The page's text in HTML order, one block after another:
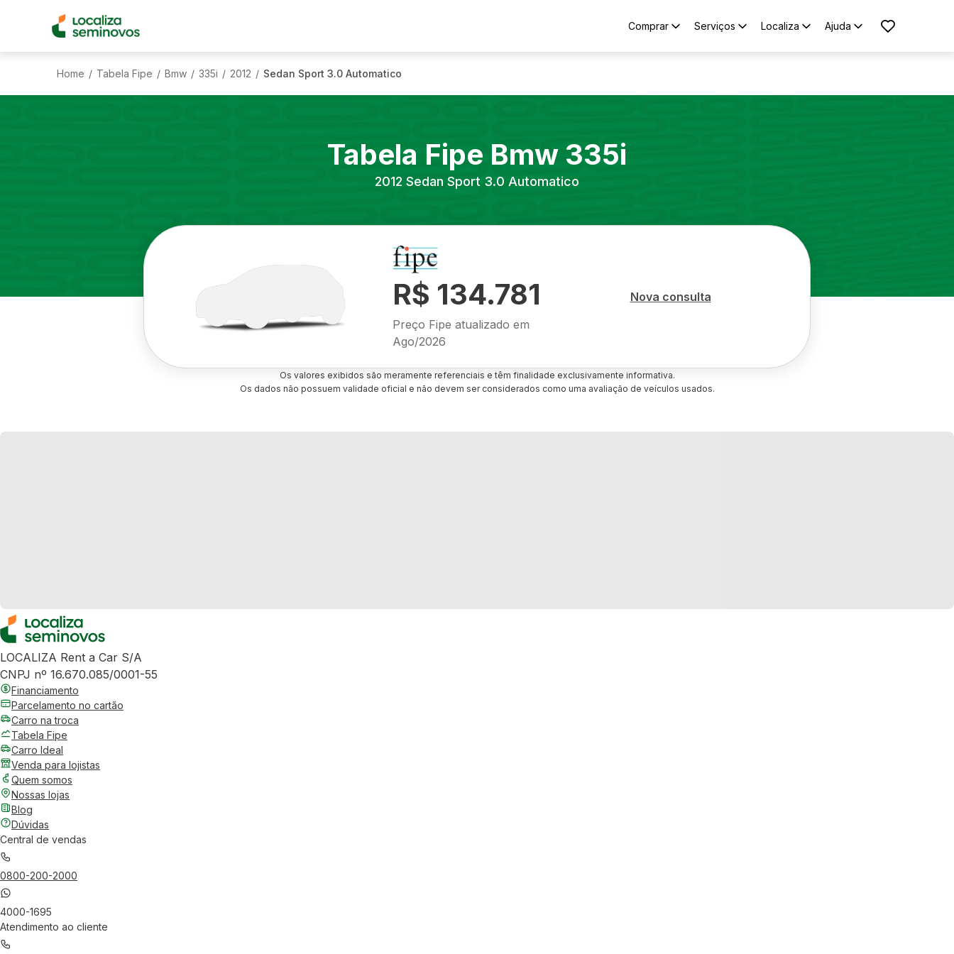
Comprar Serviços Localiza Ajuda
Home / Tabela Fipe / Bmw / 335i / 2012 / Sedan Sport 3.0 Automatico
Tabela Fipe Bmw 335i
2012 Sedan Sport 3.0 Automatico
R$ 134.781
Preço Fipe atualizado em
Ago/2026
Nova consulta
Os valores exibidos são meramente referenciais e têm finalidade exclusivamente informativa.
Os dados não possuem validade oficial e não devem ser considerados como uma avaliação de veículos usados.
LOCALIZA Rent a Car S/A
CNPJ nº 16.670.085/0001-55
Financiamento
Parcelamento no cartão
Carro na troca
Tabela Fipe
Carro Ideal
Venda para lojistas
Quem somos
Nossas lojas
Blog
Dúvidas
Central de vendas
0800-200-2000
4000-1695
Atendimento ao cliente